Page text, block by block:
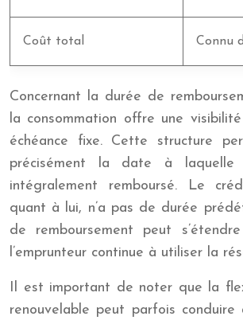
Coût total Connu
Concernant la durée de
la consommation offre une
échéance fixe. Cette structure
précisément la date à
intégralement remboursé. Le
quant à lui, n’a pas de durée
de remboursement peut
l’emprunteur continue à utiliser la
Il est important de noter que la
renouvelable peut parfois